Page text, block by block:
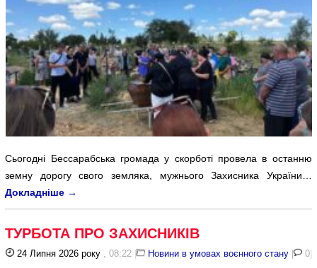
Сьогодні Бессарабська громада у скорботі провела в останню
земну дорогу свого земляка, мужнього Захисника України…
Докладніше →
ТУРБОТА ПРО ЗАХИСНИКІВ
24 Липня 2026 року , 08:22 | Новини в умовах воєнного стану | 0